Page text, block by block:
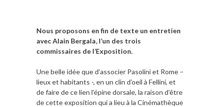
Nous proposons en fin de texte un entretien
avec Alain Bergala, l’un des trois
commissaires de l’Exposition.
Une belle idée que d’associer Pasolini et Rome –
lieux et habitants -, en un clin d’oeil à Fellini, et
de faire de ce lien l’épine dorsale, la raison d’être
de cette exposition qui a lieu à la Cinémathèque